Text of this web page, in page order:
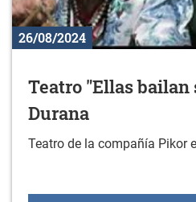
26/08/2024
Teatro "Ellas bailan
Durana
Teatro de la compañía Pikor